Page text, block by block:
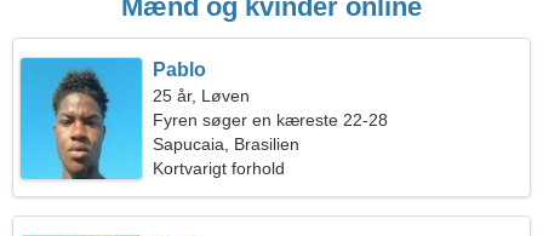
Mænd og kvinder online
Pablo
25 år, Løven
Fyren søger en kæreste 22-28
Sapucaia, Brasilien
Kortvarigt forhold